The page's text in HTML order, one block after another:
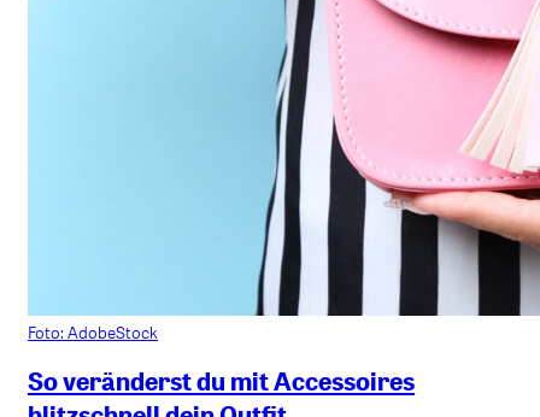
Foto: AdobeStock
So veränderst du mit Accessoires